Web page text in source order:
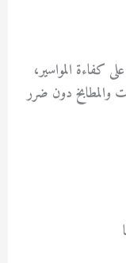
كفاءة المواسير،
والمطابخ دون ضرر